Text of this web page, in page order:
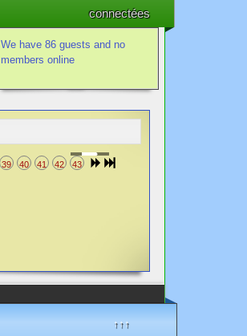
↑↑↑
connectées
We have 86 guests and no
members online
39 40 41 42
43